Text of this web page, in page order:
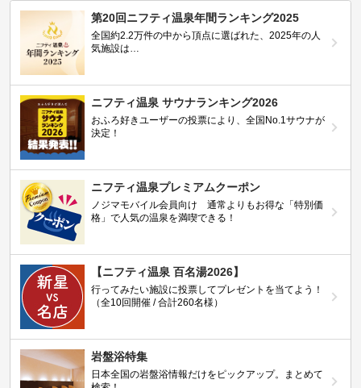
第20回ニフティ温泉年間ランキング2025
全国約2.2万件の中から頂点に選ばれた、2025年の人
気施設は…
ニフティ温泉 サウナランキング2026
おふろ好きユーザーの投票により、全国No.1サウナが
決定！
ニフティ温泉プレミアムクーポン
ノジマモバイル会員向け 通常よりもお得な「特別価
格」で人気の温泉を満喫できる！
【ニフティ温泉 百名湯2026】
行ってみたい施設に投票してプレゼントを当てよう！
（全10回開催 / 合計260名様）
岩盤浴特集
日本全国の岩盤浴情報だけをピックアップ。まとめて